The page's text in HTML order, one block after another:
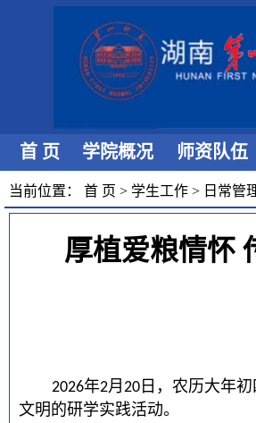
首 页 学院概况 师资队伍
当前位置： 首 页 > 学生工作 > 日常管
厚植爱粮情怀
2026年2月 20 日，农历大年
文明的研学实践活动。